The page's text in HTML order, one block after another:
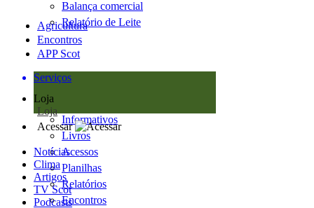
Balança comercial
Relatório de Leite
Agricultura
Encontros
APP Scot
Serviços
Loja
Loja
Informativos
Livros
Acessos
Planilhas
Relatórios
Encontros
Acessar
Notícias
Clima
Artigos
TV Scot
Podcasts